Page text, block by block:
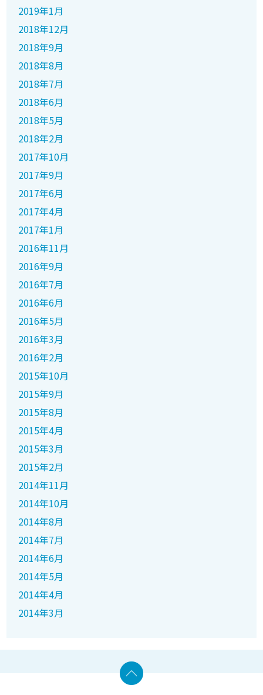
2019年1月
2018年12月
2018年9月
2018年8月
2018年7月
2018年6月
2018年5月
2018年2月
2017年10月
2017年9月
2017年6月
2017年4月
2017年1月
2016年11月
2016年9月
2016年7月
2016年6月
2016年5月
2016年3月
2016年2月
2015年10月
2015年9月
2015年8月
2015年4月
2015年3月
2015年2月
2014年11月
2014年10月
2014年8月
2014年7月
2014年6月
2014年5月
2014年4月
2014年3月